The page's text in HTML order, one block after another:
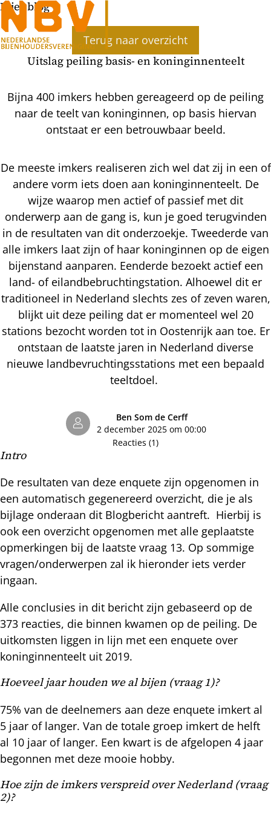
Bijenblog
Terug naar overzicht
Uitslag peiling basis- en koninginnenteelt
Bijna 400 imkers hebben gereageerd op de peiling
naar de teelt van koninginnen, op basis hiervan
ontstaat er een betrouwbaar beeld.
De meeste imkers realiseren zich wel dat zij in een of
andere vorm iets doen aan koninginnenteelt. De
wijze waarop men actief of passief met dit
onderwerp aan de gang is, kun je goed terugvinden
in de resultaten van dit onderzoekje. Tweederde van
alle imkers laat zijn of haar koninginnen op de eigen
bijenstand aanparen. Eenderde bezoekt actief een
land- of eilandbebruchtingstation. Alhoewel dit er
traditioneel in Nederland slechts zes of zeven waren,
blijkt uit deze peiling dat er momenteel wel 20
stations bezocht worden tot in Oostenrijk aan toe. Er
ontstaan de laatste jaren in Nederland diverse
nieuwe landbevruchtingsstations met een bepaald
teeltdoel.
Ben Som de Cerff
2 december 2025 om 00:00
Reacties (1)
Intro
De resultaten van deze enquete zijn opgenomen in
een automatisch gegenereerd overzicht, die je als
bijlage onderaan dit Blogbericht aantreft. Hierbij is
ook een overzicht opgenomen met alle geplaatste
opmerkingen bij de laatste vraag 13. Op sommige
vragen/onderwerpen zal ik hieronder iets verder
ingaan.
Alle conclusies in dit bericht zijn gebaseerd op de
373 reacties, die binnen kwamen op de peiling. De
uitkomsten liggen in lijn met een enquete over
koninginnenteelt uit 2019.
Hoeveel jaar houden we al bijen (vraag 1)?
75% van de deelnemers aan deze enquete imkert al
5 jaar of langer. Van de totale groep imkert de helft
al 10 jaar of langer. Een kwart is de afgelopen 4 jaar
begonnen met deze mooie hobby.
Hoe zijn de imkers verspreid over Nederland (vraag
2)?